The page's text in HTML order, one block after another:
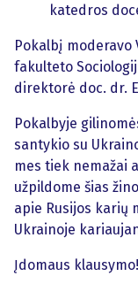
katedros
Pokalbį moderavo
fakulteto
direktorė doc. dr.
Pokalbyje
santykio su
mes tiek nemažai
užpildome šias
apie Rusijos karių
Ukrainoje
Įdomaus klausymo!